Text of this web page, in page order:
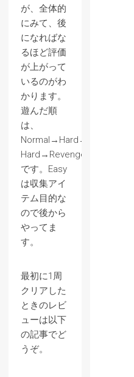
が、全体的
にみて、後
になればな
るほど評価
が上がって
いるのがわ
かります。
遊んだ順
は、
Normal→Hard→Easy→Very
Hard→Revengeance
です。Easy
は収集アイ
テム目的な
ので後から
やってま
す。
最初に1周
クリアした
ときのレビ
ューは以下
の記事でど
うぞ。